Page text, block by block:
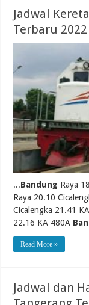
Jadwal
Terbaru 2022
...Bandung Raya
Raya 20.10
Cicalengka 21.41
22.16 KA 480A
Read More »
Jadwal dan